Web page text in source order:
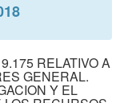
RELATIVO A
GENERAL.
Y EL